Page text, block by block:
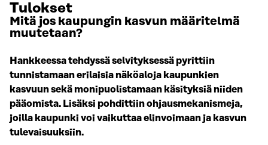
Tulokset
Mitä jos kaupungin kasvun määritelmä
muutetaan?
Hankkeessa tehdyssä selvityksessä pyrittiin
tunnistamaan erilaisia näköaloja kaupunkien
kasvuun sekä monipuolistamaan käsityksiä niiden
pääomista. Lisäksi pohdittiin ohjausmekanismeja,
joilla kaupunki voi vaikuttaa elinvoimaan ja kasvun
tulevaisuuksiin.